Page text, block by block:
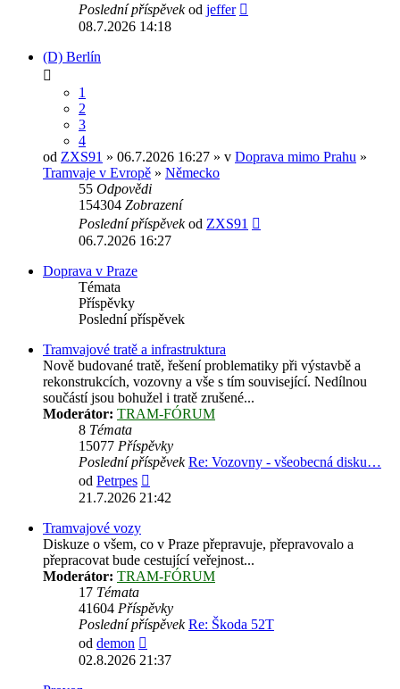
Poslední příspěvekod jeffer
08.7.2026 14:18
(D) Berlín
1
2
3
4
od ZXS91 » 06.7.2026 16:27 » v Doprava mimo Prahu »
Tramvaje v Evropě » Německo
55 Odpovědi
154304 Zobrazení
Poslední příspěvekod ZXS91
06.7.2026 16:27
Doprava v Praze
Témata
Příspěvky
Poslední příspěvek
Tramvajové tratě a infrastruktura
Nově budované tratě, řešení problematiky při výstavbě a
rekonstrukcích, vozovny a vše s tím související. Nedílnou
součástí jsou bohužel i tratě zrušené...
Moderátor: TRAM-FÓRUM
8 Témata
15077 Příspěvky
Poslední příspěvek Re: Vozovny - všeobecná disku…
od Petrpes
poslední
21.7.2026 21:42
Tramvajové vozy
Diskuze o všem, co v Praze přepravuje, přepravovalo a
přepracovat bude cestující veřejnost...
Moderátor: TRAM-FÓRUM
17 Témata
41604 Příspěvky
Poslední příspěvek Re: Škoda 52T
od demon
poslední
02.8.2026 21:37